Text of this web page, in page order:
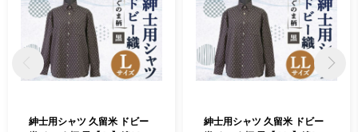
紳士用シャツ 久留米 ドビー
紳士用シャツ 久留米 ドビー